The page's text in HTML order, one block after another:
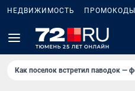
НЕДВИЖИМОСТЬ ПРОМОКОДЫ
Как поселок встретил паводок —